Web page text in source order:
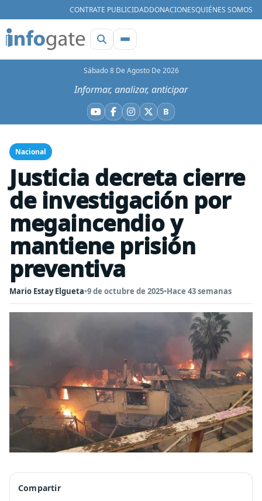
CONTRATE PUBLICIDADDONACIONESQUIÉNES SOMOS
Sábado 8 De Agosto De 2026
Informar, analizar, anticipar
YouTube
Facebook
Instagram
X BBluesky
Nacional
Justicia decreta cierre
de investigación por
megaincendio y
mantiene prisión
preventiva
Mario Estay Elgueta•9 de octubre de 2025•Hace 43 semanas
Compartir